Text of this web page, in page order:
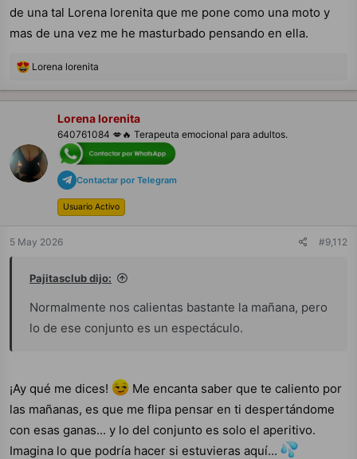
de una tal Lorena lorenita que me pone como una moto y
mas de una vez me he masturbado pensando en ella.
R
a
c
o
n
s
Lorena lorenita
Lorena lorenita
640761084 💋🔥 Terapeuta emocional para adultos.
Contactar por Telegram
Usuario Activo
5 May 2026 #9,112
Pajitasclub dijo:
Normalmente nos calientas bastante la mañana, pero
lo de ese conjunto es un espectáculo.
¡Ay qué me dices!
Me encanta saber que te caliento por
las mañanas, es que me flipa pensar en ti despertándome
con esas ganas... y lo del conjunto es solo el aperitivo.
Imagina lo que podría hacer si estuvieras aquí...